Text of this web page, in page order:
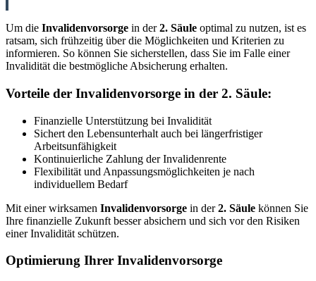
Um die Invalidenvorsorge in der2. Säule optimal zu nutzen, ist es
ratsam, sich frühzeitig über die Möglichkeiten und Kriterien zu
informieren. So können Sie sicherstellen, dass Sie im Falle einer
Invalidität die bestmögliche Absicherung erhalten.
Vorteile der Invalidenvorsorge in der 2. Säule:
Finanzielle Unterstützung bei Invalidität
Sichert den Lebensunterhalt auch bei längerfristiger
Arbeitsunfähigkeit
Kontinuierliche Zahlung der Invalidenrente
Flexibilität und Anpassungsmöglichkeiten je nach
individuellem Bedarf
Mit einer wirksamen Invalidenvorsorge in der2. Säule können Sie
Ihre finanzielle Zukunft besser absichern und sich vor den Risiken
einer Invalidität schützen.
Optimierung Ihrer Invalidenvorsorge